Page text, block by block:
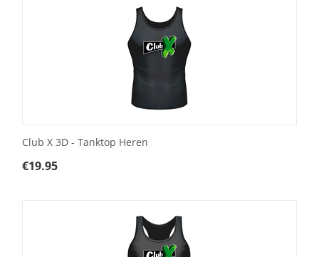
Club X 3D - Tanktop Heren
€19.95